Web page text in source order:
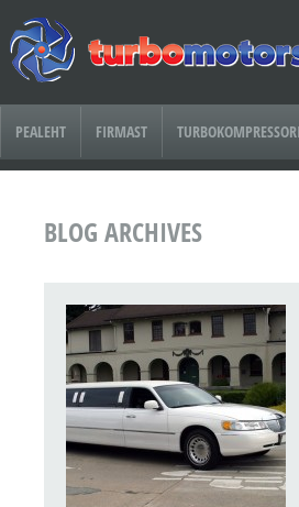
PEALEHT FIRMAST
BLOG ARCHIVES